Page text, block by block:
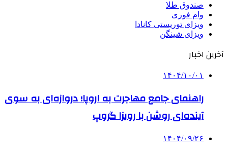
صندوق طلا
وام فوری
ویزای توریستی کانادا
ویزای شینگن
آخرین اخبار
۱۴۰۴/۱۰/۰۱
راهنمای جامع مهاجرت به اروپا؛ دروازه‌ای به سوی
آینده‌ای روشن با رویزا گروپ
۱۴۰۴/۰۹/۲۶